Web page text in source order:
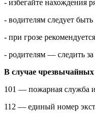
- избегайте нахождения
- водителям следует
- при грозе
- родителям — следить
В случае
101 — пожарная служба и
112 — единый номер